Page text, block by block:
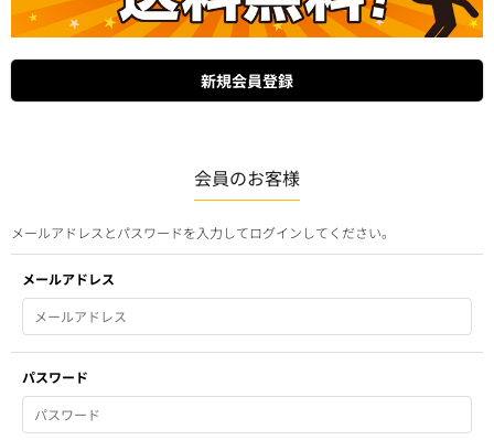
会員のお客様
メールアドレスとパスワードを入力してログインしてください。
メールアドレス
パスワード